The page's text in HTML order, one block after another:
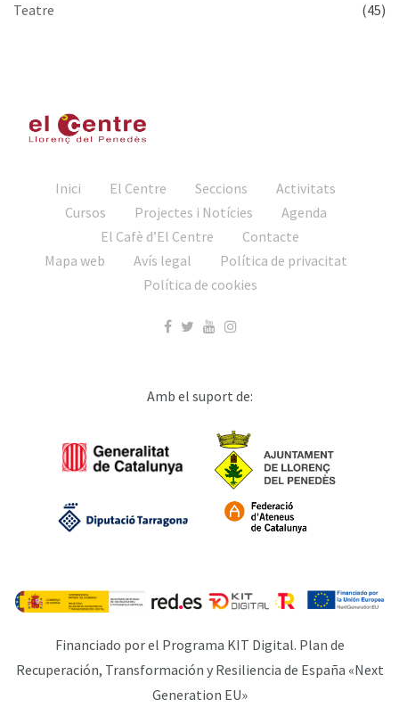
Teatre (45)
Inici El Centre Seccions
Activitats
Cursos
Projectes i Notícies
Agenda
El Cafè d’El Centre
Contacte
Mapa web
Avís legal
Política de privacitat
Política de cookies
Amb el suport de:
Financiado por el Programa KIT Digital. Plan de
Recuperación, Transformación y Resiliencia de España «Next
Generation EU»